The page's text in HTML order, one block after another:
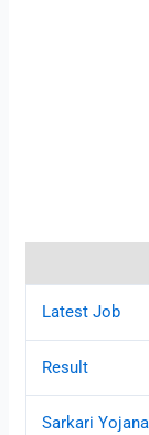
Latest Job
Result
Sarkari Yojana